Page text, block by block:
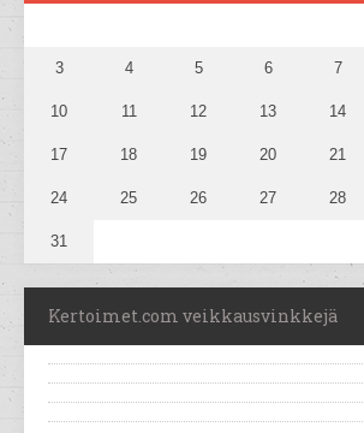
3 4 5 6 7
10 11 12 13 14
17 18 19 20 21
24 25 26 27 28
31
Kertoimet.com veikkausvinkkejä